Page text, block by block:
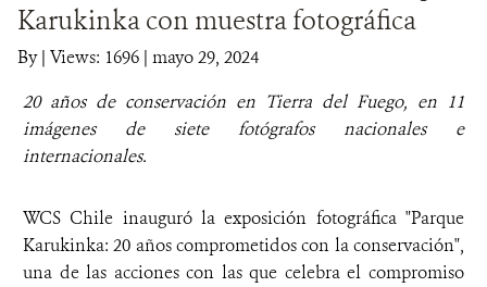
DONA
Karukinka con muestra fotográfica
By| Views: 1696 | mayo 29, 2024
20 años de conservación en Tierra del Fuego, en 11
imágenes de siete fotógrafos nacionales e
internacionales.
WCS Chile inauguró la exposición fotográfica "Parque
Karukinka: 20 años comprometidos con la conservación",
una de las acciones con las que celebra el compromiso